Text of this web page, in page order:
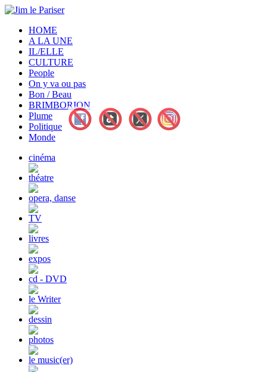
HOME
A LA UNE
IL/ELLE
CULTURE
People
On y va ou pas
Bon / Beau
BRIMBORION
Plume
Politique
Monde
cinéma
théatre
opera, danse
TV
livres
expos
cd - DVD
le Writer
dessin
photos
le music(er)